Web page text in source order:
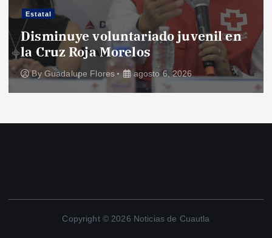
Estatal
Disminuye voluntariado juvenil en
la Cruz Roja Morelos
By Guadalupe Flores agosto 6, 2026
Copyright © 2026 Noticias de Cuautla